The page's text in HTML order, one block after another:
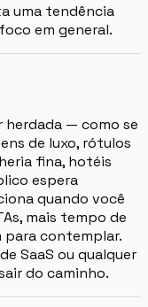
uma tendência
em general.
herdada — como se
de luxo, rótulos
fina, hotéis
espera
quando você
mais tempo de
para contemplar.
SaaS ou qualquer
do caminho.